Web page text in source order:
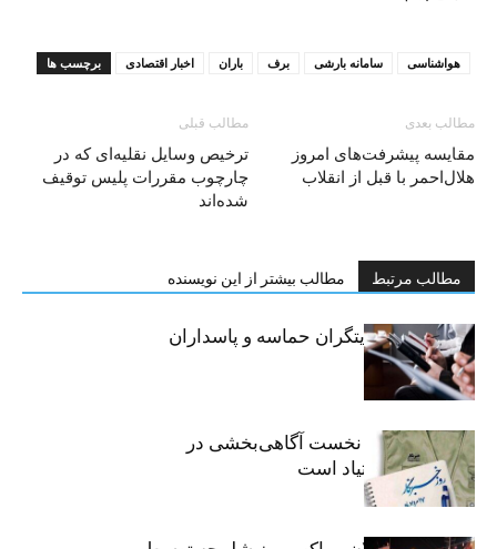
برچسب ها اخبار اقتصادی باران برف سامانه بارشی هواشناسی
مطالب قبلی
ترخیص وسایل نقلیه‌ای که در
چارچوب مقررات پلیس توقیف
شده‌اند
مطالب بعدی
مقایسه پیشرفت‌های امروز
هلال‌احمر با قبل از انقلاب
مطالب مرتبط مطالب بیشتر از این نویسنده
خبرنگاران، روایتگران حماسه و پاسداران
حقیقت
«رسانه» سنگر نخست آگاهی‌بخشی در
پیشگیری از اعتیاد است